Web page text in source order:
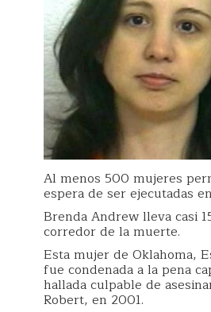
Al menos 500 mujeres
espera de ser ejecutadas
Brenda Andrew lleva casi
corredor de la muerte.
Esta mujer de Oklahoma,
fue condenada a la pena
hallada culpable de
Robert, en 2001.